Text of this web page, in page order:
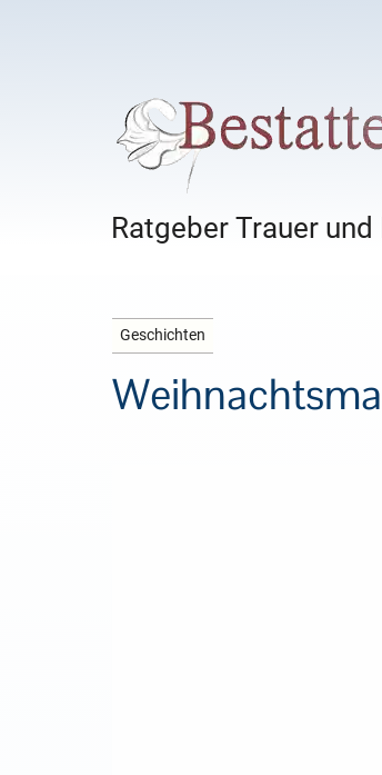
Ratgeber Trauer
Geschichten